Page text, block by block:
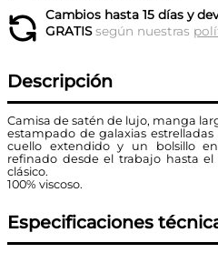
Cambios hasta 15 días y
GRATISsegún nuestras
Descripción
Camisa de satén de lujo, manga
estampado de galaxias
cuello extendido y un bolsillo
refinado desde el trabajo hasta
clásico.
100% viscoso.
Especificaciones